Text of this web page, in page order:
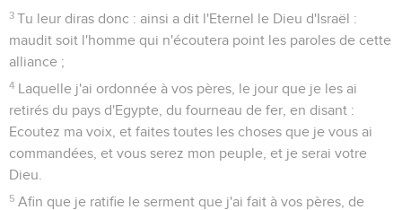
3 Tu leur diras donc : ainsi a dit l'Eternel le Dieu d'Israël :
maudit soit l'homme qui n'écoutera point les paroles de cette
alliance ;
4 Laquelle j'ai ordonnée à vos pères, le jour que je les ai
retirés du pays d'Egypte, du fourneau de fer, en disant :
Ecoutez ma voix, et faites toutes les choses que je vous ai
commandées, et vous serez mon peuple, et je serai votre
Dieu.
5 Afin que je ratifie le serment que j'ai fait à vos pères, de